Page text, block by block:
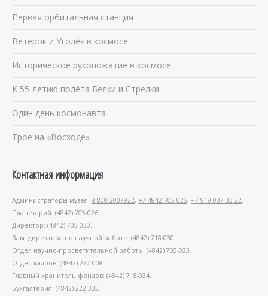
Первая орбитальная станция
Ветерок и Уголёк в космосе
Историческое рукопожатие в космосе
К 55-летию полёта Белки и Стрелки
Один день космонавта
Трое на «Восходе»
Контактная информация
Администраторы музея: 8 800 2007922, +7 4842 705-025, +7 919 037-33-22.
Планетарий: (4842) 705-026.
Директор: (4842) 705-020.
Зам. директора по научной работе: (4842) 718-030.
Отдел научно-просветительной работы: (4842) 705-023.
Отдел кадров: (4842) 277-008.
Главный хранитель фондов: (4842) 718-034.
Бухгалтерия: (4842) 222-333.